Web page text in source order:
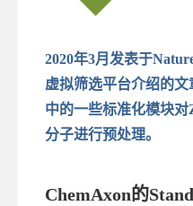
2020年3月发表于
虚拟筛选平台介绍的
中的一些标准化模块
分子进行预处理。
ChemAxon的